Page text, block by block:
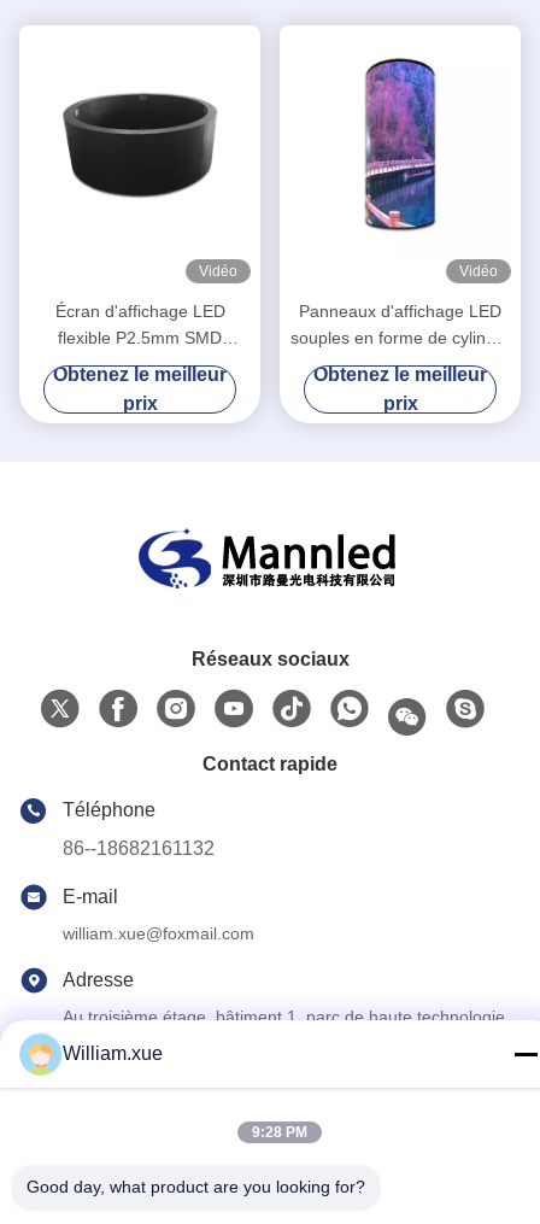
Vidéo
Écran d'affichage LED
flexible P2.5mm SMD
1R1G1B Colonne cylindrique
Obtenez le meilleur
prix
Vidéo
Panneaux d'affichage LED
souples en forme de cylindre
P2.5 courbés à l'intérieur
Obtenez le meilleur
prix
Réseaux sociaux
Contact rapide
Téléphone
86--18682161132
E-mail
william.xue@foxmail.com
Adresse
Au troisième étage, bâtiment 1, parc de haute technologie
Hongfa Jiatli, communauté Tangtou, rue Shiyan, quartier
politique de confidentialité
Bonne qualité de la Chine Écran polychrome extérieur de LED
William.xue
9:28 PM
Good day, what product are you looking for?